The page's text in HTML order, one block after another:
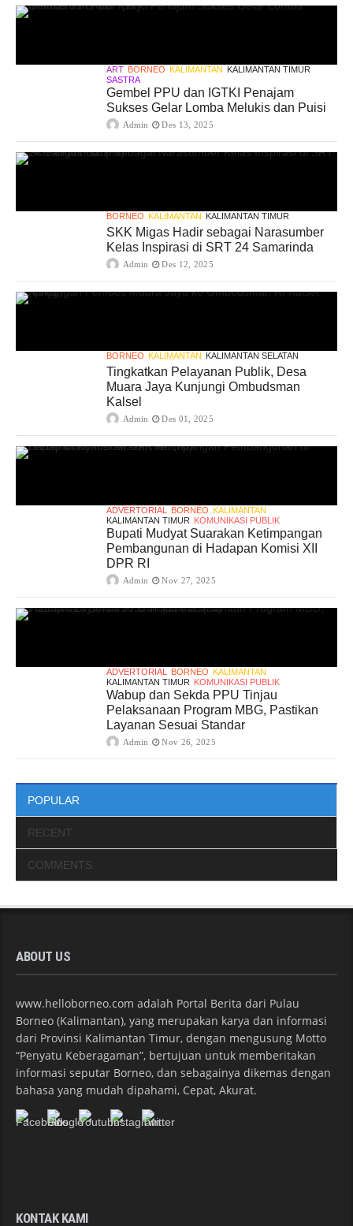
ART BORNEO KALIMANTAN KALIMANTAN TIMUR
SASTRA
Gembel PPU dan IGTKI Penajam
Sukses Gelar Lomba Melukis dan Puisi
Admin Des 13, 2025
BORNEO KALIMANTAN KALIMANTAN TIMUR
SKK Migas Hadir sebagai Narasumber
Kelas Inspirasi di SRT 24 Samarinda
Admin Des 12, 2025
BORNEO KALIMANTAN KALIMANTAN SELATAN
Tingkatkan Pelayanan Publik, Desa
Muara Jaya Kunjungi Ombudsman
Kalsel
Admin Des 01, 2025
ADVERTORIAL BORNEO KALIMANTAN
KALIMANTAN TIMUR KOMUNIKASI PUBLIK
Bupati Mudyat Suarakan Ketimpangan
Pembangunan di Hadapan Komisi XII
DPR RI
Admin Nov 27, 2025
ADVERTORIAL BORNEO KALIMANTAN
KALIMANTAN TIMUR KOMUNIKASI PUBLIK
Wabup dan Sekda PPU Tinjau
Pelaksanaan Program MBG, Pastikan
Layanan Sesuai Standar
Admin Nov 26, 2025
POPULAR
RECENT
COMMENTS
ABOUT US
www.helloborneo.com adalah Portal Berita dari Pulau
Borneo (Kalimantan), yang merupakan karya dan informasi
dari Provinsi Kalimantan Timur, dengan mengusung Motto
“Penyatu Keberagaman”, bertujuan untuk memberitakan
informasi seputar Borneo, dan sebagainya dikemas dengan
bahasa yang mudah dipahami, Cepat, Akurat.
KONTAK KAMI